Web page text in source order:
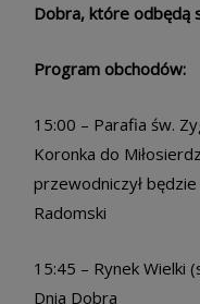
Dobra, które odbędą
Program obchodów:
15:00 – Parafia św.
Koronka do
przewodniczył
Radomski
15:45 – Rynek Wielki
Dnia Dobra